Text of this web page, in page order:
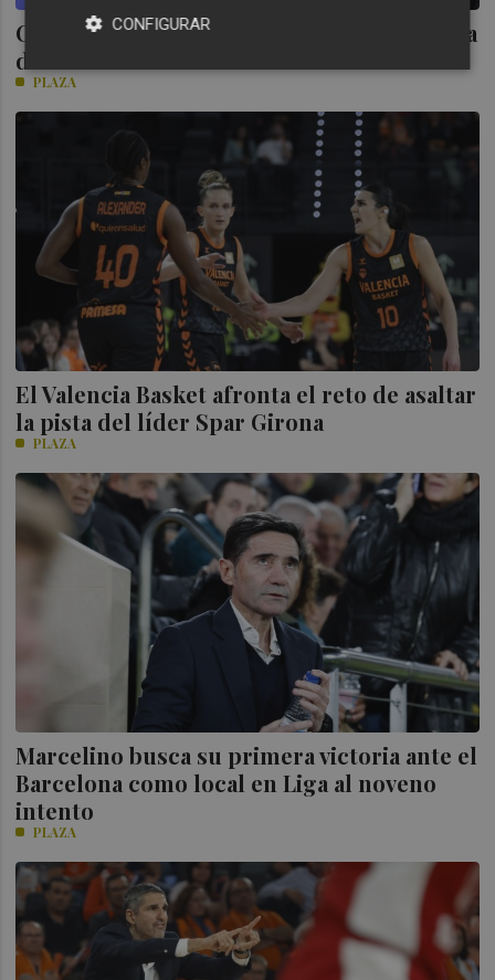
Costello: “Tenemos que encontrar la forma
de frenar la transición del Murcia”
PLAZA
El Valencia Basket afronta el reto de asaltar
la pista del líder Spar Girona
PLAZA
Marcelino busca su primera victoria ante el
Barcelona como local en Liga al noveno
intento
PLAZA
CONFIGURAR